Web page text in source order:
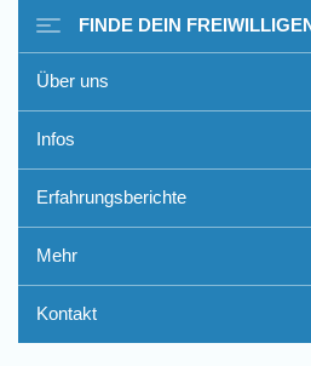
-
FINDE DEIN
Über uns
Infos
Erfahrungsberichte
Mehr
Kontakt